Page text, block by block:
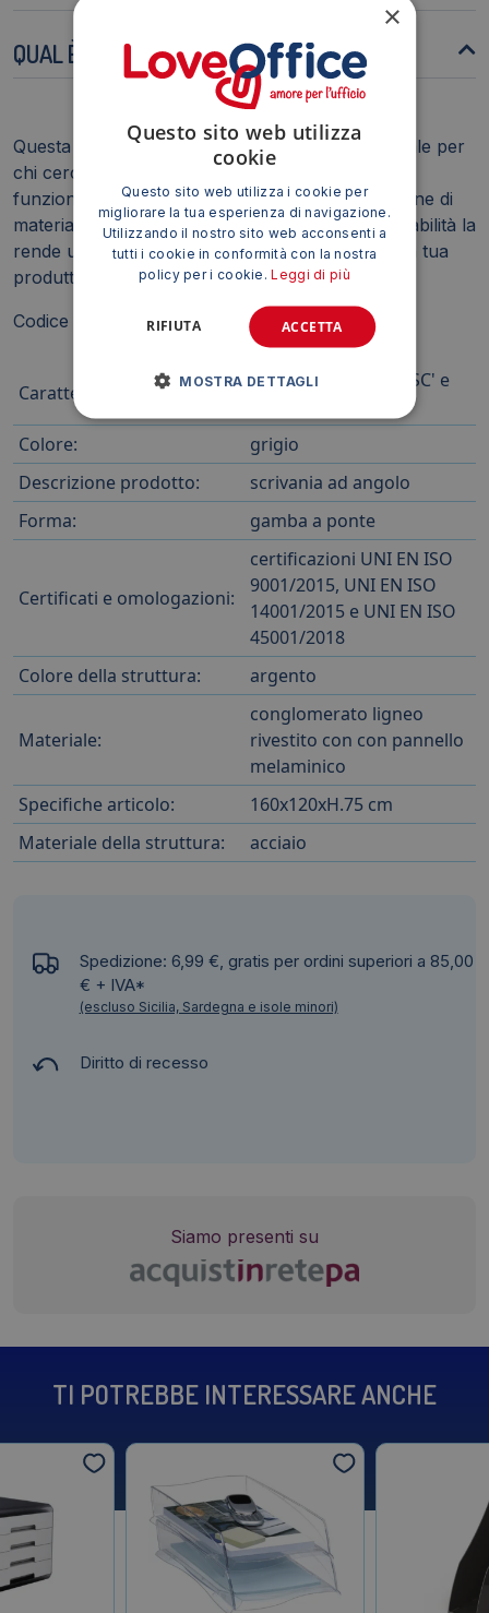
QUAL È LA CAPACITÀ MASSIMA DI CARICO?
Questa scrivania rappresenta una soluzione ideale per
chi cerca un ambiente di lavoro o studio ampio,
funzionale e dal design moderno. La combinazione di
materiali di alta qualità, dimensioni generose e stabilità la
rende un investimento duraturo per migliorare la tua
produttività e il tuo comfort.
Codice produttore: P3 ECSPT16S-GR-A
Caratteristica ecologica:
Pannelli certificati FSC' e
Colore:
grigio
Descrizione prodotto:
scrivania ad angolo
Forma:
gamba a ponte
Certificati e omologazioni:
certificazioni UNI EN ISO
9001/2015, UNI EN ISO
14001/2015 e UNI EN ISO
45001/2018
Colore della struttura:
argento
Materiale:
conglomerato ligneo
rivestito con con pannello
melaminico
Specifiche articolo:
160x120xH.75 cm
Materiale della struttura:
acciaio
Spedizione: 6,99 €, gratis per ordini superiori a 85,00
€ + IVA*
(escluso Sicilia, Sardegna e isole minori)
Diritto di recesso
Siamo presenti su
TI POTREBBE INTERESSARE ANCHE
×
Questo sito web utilizza
cookie
Questo sito web utilizza i cookie per
migliorare la tua esperienza di navigazione.
Utilizzando il nostro sito web acconsenti a
tutti i cookie in conformità con la nostra
policy per i cookie.Leggi di più
ACCETTA
RIFIUTA
MOSTRA DETTAGLI